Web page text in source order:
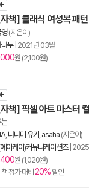
책] 클래식 여성복 패턴
(지은이)
나무| 2021년 03월
원 (2,100원)
책] 픽셀 아트 마스터
는
, 나나미 유키 asaha (지은이)
이케이)커뮤니케이션즈| 2025
원 (1,020원)
정가 대비 20%할인